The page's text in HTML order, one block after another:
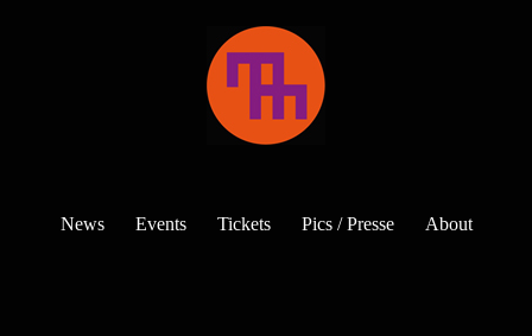
News Events Tickets Pics / Presse About